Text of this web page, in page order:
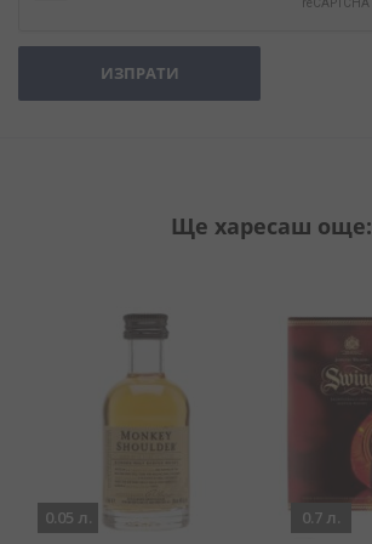
ИЗПРАТИ
Ще харесаш още:
0.05 л. 0.7 л.